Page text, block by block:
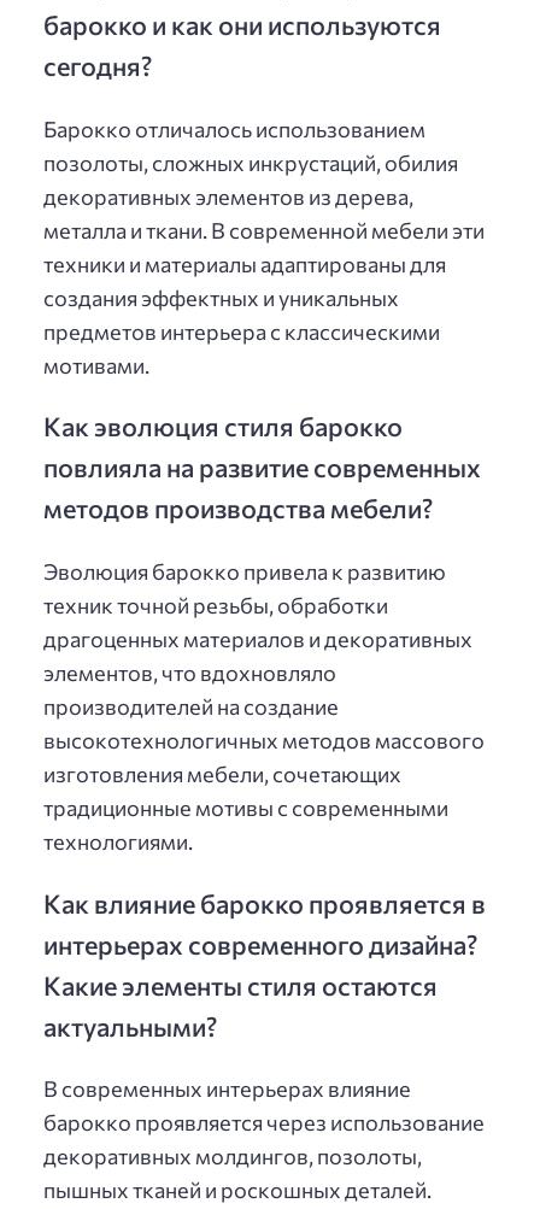
барокко и как они используются
сегодня?
Барокко отличалось использованием
позолоты, сложных инкрустаций, обилия
декоративных элементов из дерева,
металла и ткани. В современной мебели эти
техники и материалы адаптированы для
создания эффектных и уникальных
предметов интерьера с классическими
мотивами.
Как эволюция стиля барокко
повлияла на развитие современных
методов производства мебели?
Эволюция барокко привела к развитию
техник точной резьбы, обработки
драгоценных материалов и декоративных
элементов, что вдохновляло
производителей на создание
высокотехнологичных методов массового
изготовления мебели, сочетающих
традиционные мотивы с современными
технологиями.
Как влияние барокко проявляется в
интерьерах современного дизайна?
Какие элементы стиля остаются
актуальными?
В современных интерьерах влияние
барокко проявляется через использование
декоративных молдингов, позолоты,
пышных тканей и роскошных деталей.